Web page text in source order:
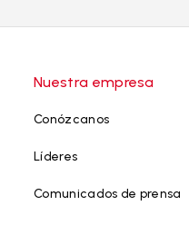
Nuestra empresa
Conózcanos
Líderes
Comunicados de prensa